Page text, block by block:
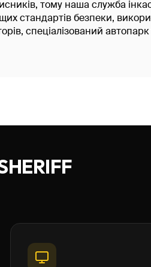
тому наша служба
стандартів безпеки,
спеціалізований автопарк